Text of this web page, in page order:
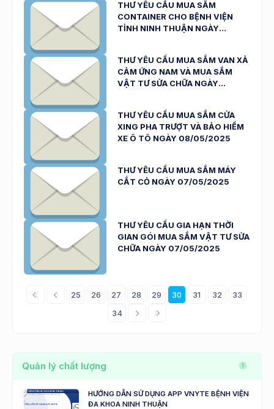
THƯ YÊU CẦU MUA SẮM
CONTAINER CHO BỆNH VIỆN
TỈNH NINH THUẬN NGÀY
THƯ YÊU CẦU MUA SẮM VAN XẢ
CẢM ỨNG NAM VÀ MUA SẮM
VẬT TƯ SỬA CHỮA NGÀY
THƯ YÊU CẦU MUA SẮM CỬA
XING PHA TRƯỢT VÀ BẢO HIỂM
XE Ô TÔ NGÀY 08/05/2025
THƯ YÊU CẦU MUA SẮM MÁY
CẮT CỎ NGÀY 07/05/2025
THƯ YÊU CẦU GIA HẠN THỜI
GIAN GÓI MUA SẮM VẬT TƯ SỬA
CHỮA NGÀY 07/05/2025
25 26 27 28 29 30 31 32
33
34
Quản lý chất lượng
HƯỚNG DẪN SỬ DỤNG APP VNYTE BỆNH VIỆN
ĐA KHOA NINH THUẬN